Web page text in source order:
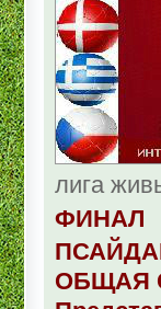
лига
ФИНАЛ
ОБЩАЯ